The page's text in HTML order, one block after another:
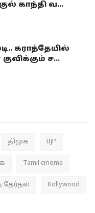
காந்தி வ...
கராத்தேயில்
ச...
திமுக BJP
Tamil cinema
Kollywood